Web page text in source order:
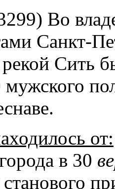
Во
Санкт-
Сить
мужского
от:
в 30